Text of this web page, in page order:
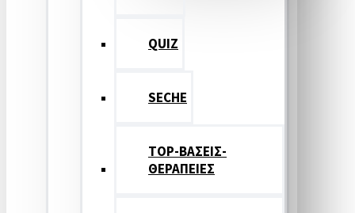
QUIZ
SECHE
TOP-ΒΑΣΕΙΣ-
ΘΕΡΑΠΕΙΕΣ